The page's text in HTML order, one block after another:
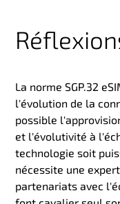
La norme SGP.32
l'évolution de la
possible
et l'évolutivité à
technologie soit
nécessite une
partenariats avec